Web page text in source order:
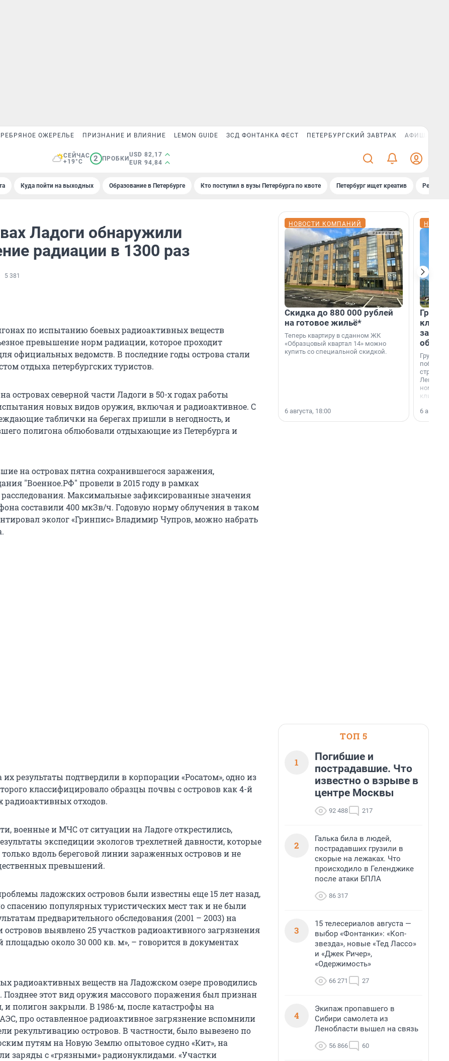
ОЖЕРЕЛЬЕ ПРИЗНАНИЕ И ВЛИЯНИЕ LEMON GUIDE ЗСД ФОНТАНКА ФЕСТ ПЕТЕРБУРГСКИЙ ЗАВТРАК АФИША PLUS
СЕЙЧАС
+19°C
2 ПРОБКИ
USD 82,17
EUR 94,84
Куда пойти на выходных Образование в Петербурге Кто поступил в вузы Петербурга по квоте Петербург ищет креатив
Ладоги обнаружили
радиации в 1300 раз
5 381
по испытанию боевых радиоактивных веществ
превышение норм радиации, которое проходит
официальных ведомств. В последние годы острова стали
отдыха петербургских туристов.
островах северной части Ладоги в 50-х годах работы
новых видов оружия, включая и радиоактивное. С
таблички на берегах пришли в негодность, и
полигона облюбовали отдыхающие из Петербурга и
на островах пятна сохранившегося заражения,
"Военное.РФ" провели в 2015 году в рамках
расследования. Максимальные зафиксированные значения
составили 400 мкЗв/ч. Годовую норму облучения в таком
эколог «Гринпис» Владимир Чупров, можно набрать
их результаты подтвердили в корпорации «Росатом», одно из
классифицировало образцы почвы с островов как 4-й
радиоактивных отходов.
военные и МЧС от ситуации на Ладоге открестились,
экспедиции экологов трехлетней давности, которые
вдоль береговой линии зараженных островов и не
превышений.
ладожских островов были известны еще 15 лет назад,
спасению популярных туристических мест так и не были
предварительного обследования (2001 – 2003) на
островов выявлено 25 участков радиоактивного загрязнения
площадью около 30 000 кв. м», – говорится в документах
радиоактивных веществ на Ладожском озере проводились
Позднее этот вид оружия массового поражения был признан
полигон закрыли. В 1986-м, после катастрофы на
про оставленное радиоактивное загрязнение вспомнили
рекультивацию островов. В частности, было вывезено по
путям на Новую Землю опытовое судно «Кит», на
заряды с «грязными» радионуклидами. «Участки
НОВОСТИ КОМПАНИЙ
Скидка до 880 000 рублей
на готовое жильё*
Теперь квартиру в сданном ЖК
«Образцовый квартал 14» можно
купить со специальной скидкой.
6 августа, 18:00
Группа
области».
6
ТОП 5
1
Погибшие и
пострадавшие. Что
известно о взрыве в
центре Москвы
92 488 217
2
Галька била в людей,
пострадавших грузили в
скорые на лежаках. Что
происходило в Геленджике
после атаки БПЛА
86 317
3
15 телесериалов августа —
выбор «Фонтанки»: «Коп-
звезда», новые «Тед Лассо»
и «Джек Ричер»,
«Одержимость»
66 271 27
4
Экипаж пропавшего в
Сибири самолета из
Ленобласти вышел на связь
56 866 60